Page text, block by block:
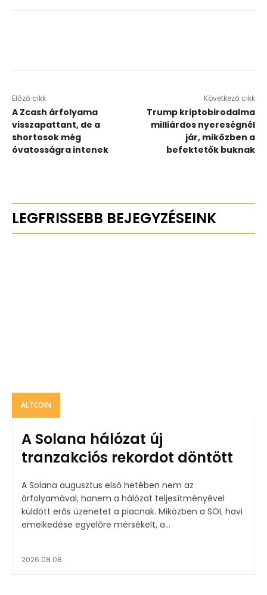
Előző cikk
A Zcash árfolyama
visszapattant, de a
shortosok még
óvatosságra intenek
Következő cikk
Trump kriptobirodalma
milliárdos nyereségnél
jár, miközben a
befektetők buknak
LEGFRISSEBB BEJEGYZÉSEINK
ALTCOIN
A Solana hálózat új
tranzakciós rekordot döntött
A Solana augusztus első hetében nem az
árfolyamával, hanem a hálózat teljesítményével
küldött erős üzenetet a piacnak. Miközben a SOL havi
emelkedése egyelőre mérsékelt, a...
2026.08.08.